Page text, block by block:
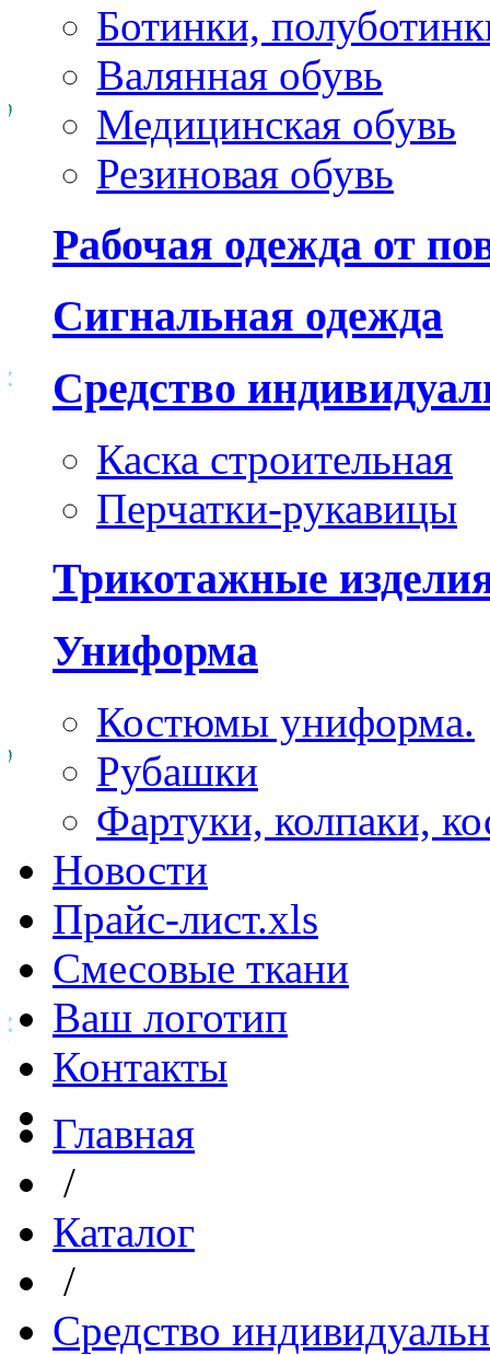
Ботинки,
Валянная обувь
Медицинская обувь
Резиновая обувь
Рабочая одежда от
Сигнальная одежда
Средство
Каска строительная
Перчатки-рукавицы
Трикотажные
Униформа
Костюмы униформа.
Рубашки
Фартуки, колпаки,
Новости
Прайс-лист.xls
Смесовые ткани
Ваш логотип
Контакты
Главная
/
Каталог
/
Средство